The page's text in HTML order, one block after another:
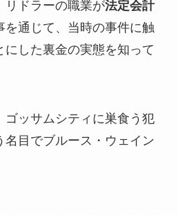
リドラーの職業が法定会計
を通じて、当時の事件に触
にした裏金の実態を知って
ゴッサムシティに巣食う犯
名目でブルース・ウェイン